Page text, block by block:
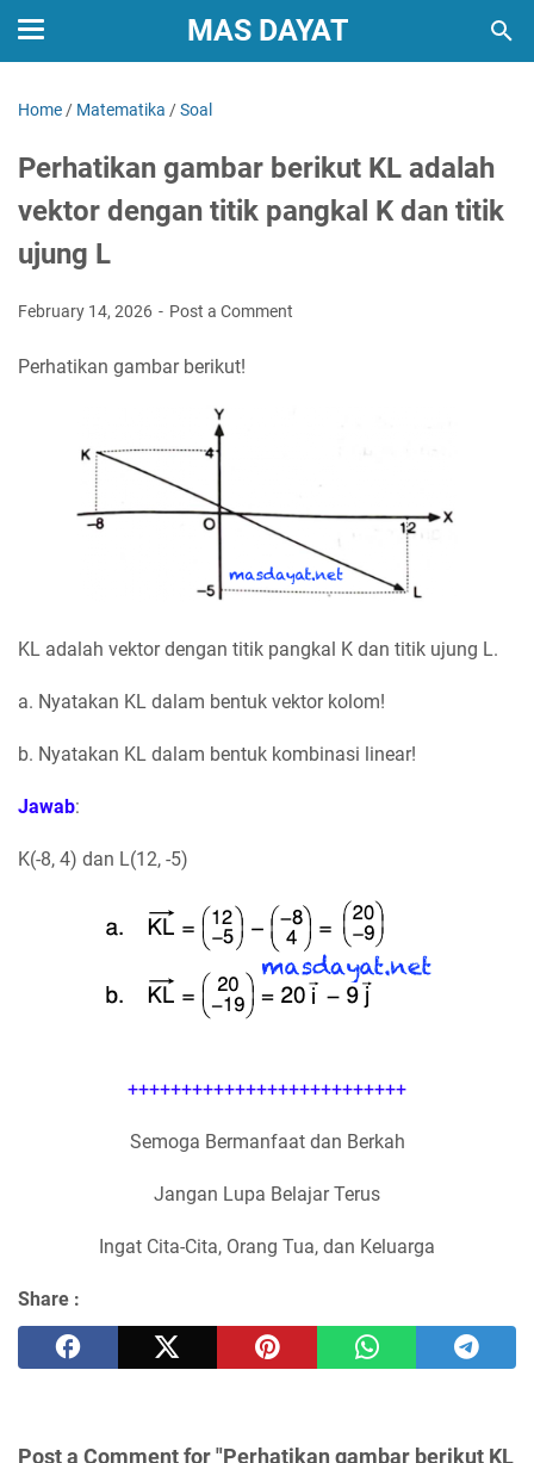
MAS DAYAT
Home / Matematika /Soal
Perhatikan gambar berikut KL adalah
vektor dengan titik pangkal K dan titik
ujung L
February 14, 2026 Post a Comment
Perhatikan gambar berikut!
KL adalah vektor dengan titik pangkal K dan titik ujung L.
a. Nyatakan KL dalam bentuk vektor kolom!
b. Nyatakan KL dalam bentuk kombinasi linear!
Jawab:
K(-8, 4) dan L(12, -5)
++++++++++++++++++++++++++
Semoga Bermanfaat dan Berkah
Jangan Lupa Belajar Terus
Ingat Cita-Cita, Orang Tua, dan Keluarga
Share :
Post a Comment for "Perhatikan gambar berikut KL